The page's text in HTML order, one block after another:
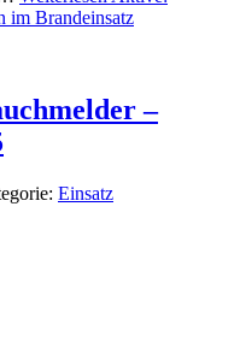
im Brandeinsatz
–
Einsatz